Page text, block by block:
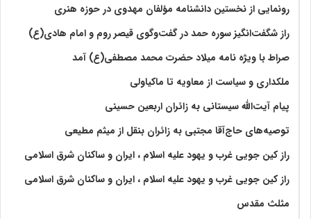
رونمایی از نخستین دانشنامه مؤلفان مهدوی در حوزه هنری
راز شگفت‌انگیز سوره حمد در گفت‌وگوی قیصر روم و امام هادی(ع)
صراط با ویژه نامه میلاد حضرت محمد مصطفی(ع) آمد
ملکداری و سیاست از معاویه تا ماکیاولی
پیام آیت‌الله سیستانی به زائران اربعین حسینی
توصیه‌های حاج‌آقا مجتبی به زائران بنقل از میثم مطیعی
راز کین جویی غرب و یهود علیه اسلام ، ایران و ساکنان شرق اسلامی
راز کین جویی غرب و یهود علیه اسلام ، ایران و ساکنان شرق اسلامی
مثلث مقدس